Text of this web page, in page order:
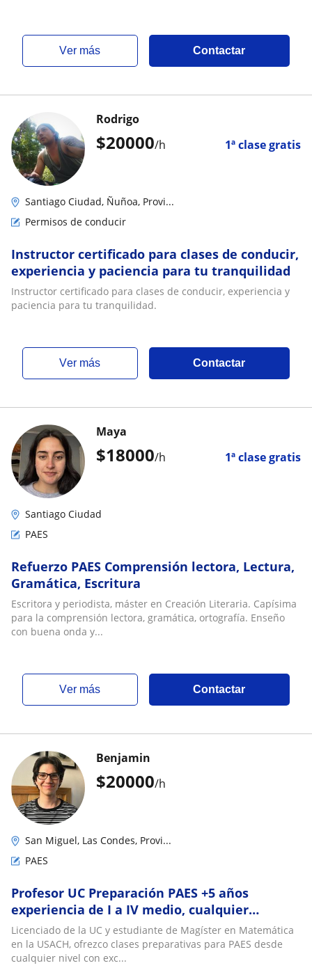
ver más Contactar
$20000/h 1ª clase gratis
Rodrigo
Santiago Ciudad, Ñuñoa, Provi...
Permisos de conducir
Instructor certificado para clases de conducir,
experiencia y paciencia para tu tranquilidad
Instructor certificado para clases de conducir, experiencia y
paciencia para tu tranquilidad.
ver más Contactar
$18000/h 1ª clase gratis
Maya
Santiago Ciudad
PAES
Refuerzo PAES Comprensión lectora, Lectura,
Gramática, Escritura
Escritora y periodista, máster en Creación Literaria. Capísima
para la comprensión lectora, gramática, ortografía. Enseño
con buena onda y...
ver más Contactar
$20000/h
Benjamin
San Miguel, Las Condes, Provi...
PAES
Profesor UC Preparación PAES +5 años
experiencia de I a IV medio, cualquier
modalidad
Licenciado de la UC y estudiante de Magíster en Matemática
en la USACH, ofrezco clases preparativas para PAES desde
cualquier nivel con exc...